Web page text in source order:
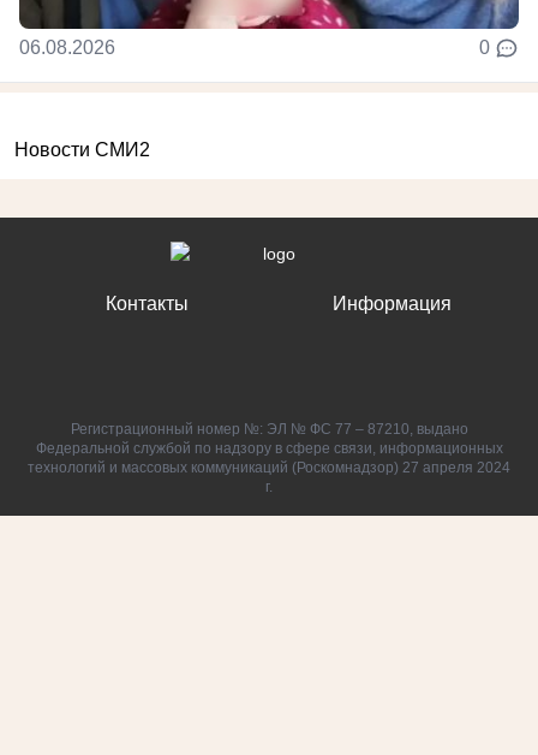
06.08.2026 0
Новости СМИ2
Контакты Информация
Регистрационный номер №: ЭЛ № ФС 77 – 87210, выдано
Федеральной службой по надзору в сфере связи, информационных
технологий и массовых коммуникаций (Роскомнадзор) 27 апреля 2024
г.